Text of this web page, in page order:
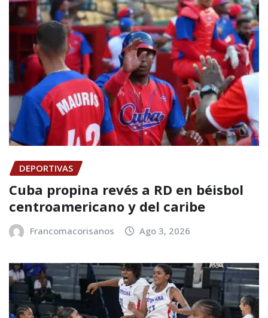
DEPORTIVAS
Cuba propina revés a RD en béisbol
centroamericano y del caribe
Francomacorisanos Ago 3, 2026